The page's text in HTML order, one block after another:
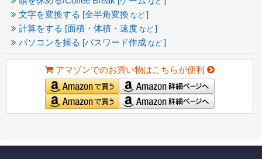
文字を変換する [全半角変換 など ]
計算をする [面積・体積・速度 など ]
パソコンを操る [パスワード作成 など ]
アマゾンでのお買い物はこちらが便利